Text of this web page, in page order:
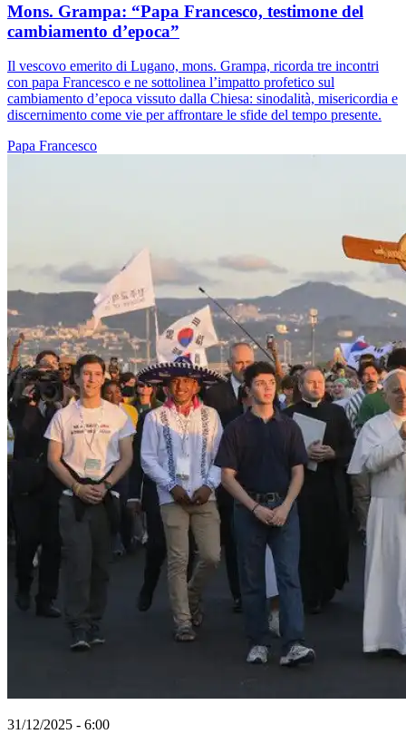
Mons. Grampa: “Papa Francesco, testimone del
cambiamento d’epoca”
Il vescovo emerito di Lugano, mons. Grampa, ricorda tre incontri
con papa Francesco e ne sottolinea l’impatto profetico sul
cambiamento d’epoca vissuto dalla Chiesa: sinodalità, misericordia e
discernimento come vie per affrontare le sfide del tempo presente.
Papa Francesco
31/12/2025 - 6:00